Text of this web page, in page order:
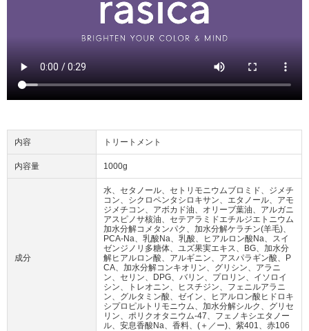
内容 トリートメント
内容量 1000g
成分
水、セタノール、セトリモニウムブロミド、ジメチ
コン、シクロペンタシロキサン、エタノール、アモ
ジメチコン、アボカド油、オリーブ葉油、アルガニ
アスピノサ核油、セテアラミドエチルジエトニウム
加水分解コメタンパク、加水分解ケラチン(羊毛)、
PCA-Na、乳酸Na、乳酸、ヒアルロン酸Na、スイ
ゼンジノリ多糖体、ユズ果実エキス、BG、加水分
解ヒアルロン酸、アルギニン、アスパラギン酸、P
CA、加水分解コンキオリン、グリシン、アラニ
ン、セリン、DPG、バリン、プロリン、イソロイ
シン、トレオニン、ヒスチジン、フェニルアラニ
ン、グルタミン酸、ゼイン、ヒアルロン酸ヒドロキ
シプロピルトリモニウム、加水分解シルク、グリセ
リン、ポリクオタニウム-47、フェノキシエタノー
ル、安息香酸Na、香料、(＋／ー)、紫401、赤106